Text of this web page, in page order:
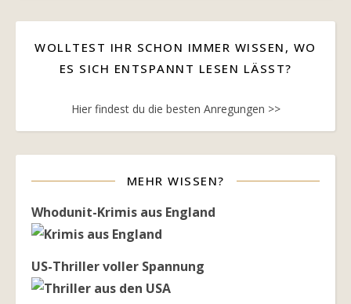
WOLLTEST IHR SCHON IMMER WISSEN, WO
ES SICH ENTSPANNT LESEN LÄSST?
Hier findest du die besten Anregungen >>
MEHR WISSEN?
Whodunit-Krimis aus England
US-Thriller voller Spannung